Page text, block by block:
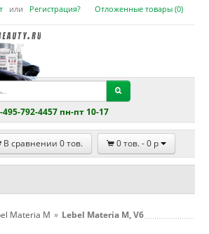
или Регистрация? Отложенные товары (0)
495-792-4457 пн-пт 10-17
В сравнении 0тов. 0тов. -0 p
Materia M » Lebel Materia M, V6